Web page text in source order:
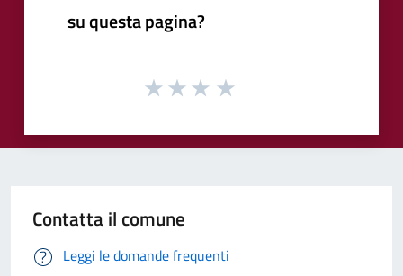
su questa pagina?
Contatta il comune
Leggi le domande frequenti